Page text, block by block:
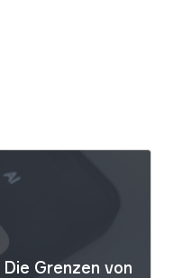
Grenzen von